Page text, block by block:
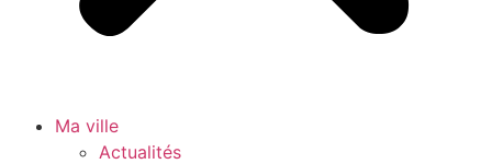
Ma ville
Actualités